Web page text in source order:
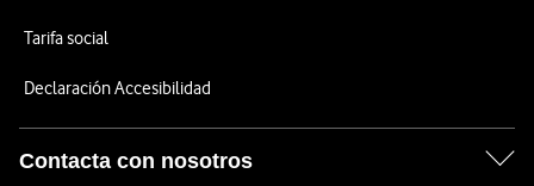
Tarifa social
Declaración Accesibilidad
Contacta con nosotros